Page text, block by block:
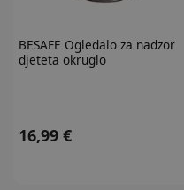
BESAFE Ogledalo za nadzor
djeteta okruglo
16,99 €